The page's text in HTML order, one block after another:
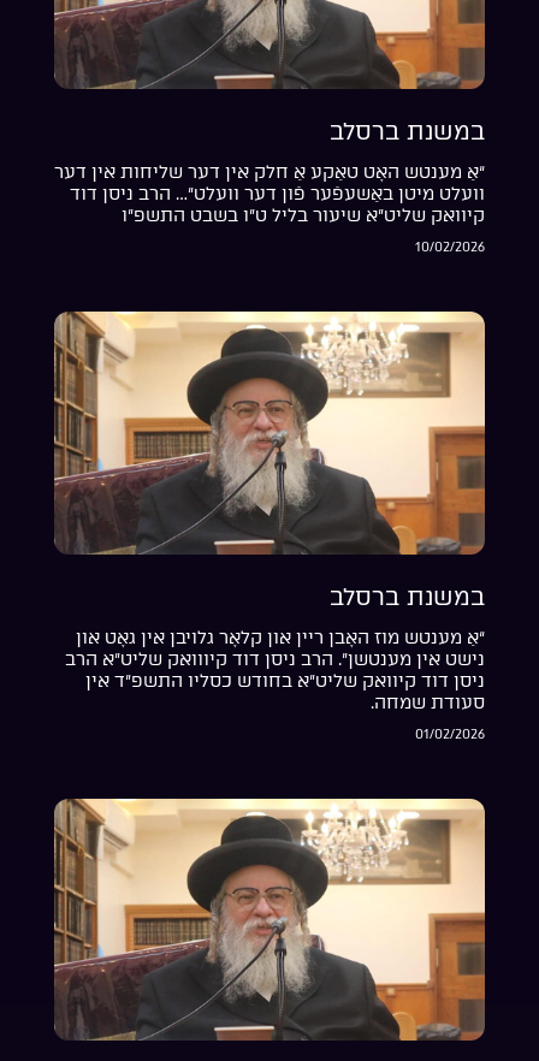
במשנת ברסלב
“אַ מענטש האָט טאַקע אַ חלק אין דער שליחות אין דער
וועלט מיטן באַשעפֿער פֿון דער וועלט”… הרב ניסן דוד
קיוואק שליט”א שיעור בליל ט”ו בשבט התשפ”ו
10/02/2026
במשנת ברסלב
“אַ מענטש מוז האָבן ריין און קלאָר גלויבן אין גאָט און
נישט אין מענטשן”. הרב ניסן דוד קיווואק שליט”א הרב
ניסן דוד קיוואק שליט”א בחודש כסליו התשפ”ד אין
סעודת שמחה.
01/02/2026